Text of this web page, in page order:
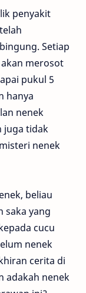
penyakit
Setiap
merosot
pukul 5
hanya
nenek
juga tidak
nenek
beliau
saka yang
cucu
nenek
cerita di
adakah nenek